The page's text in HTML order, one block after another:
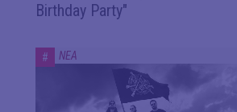
Birthday Party"
# ΝΕΑ